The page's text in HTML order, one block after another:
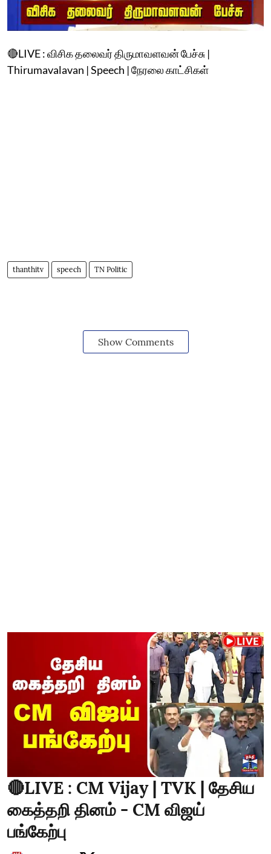
🔴LIVE : விசிக தலைவர் திருமாவளவன் பேச்சு |
Thirumavalavan | Speech | நேரலை காட்சிகள்
thanthitv speech TN Politic
Show Comments
🔴LIVE : CM Vijay | TVK | தேசிய
கைத்தறி தினம் - CM விஜய்
பங்கேற்பு